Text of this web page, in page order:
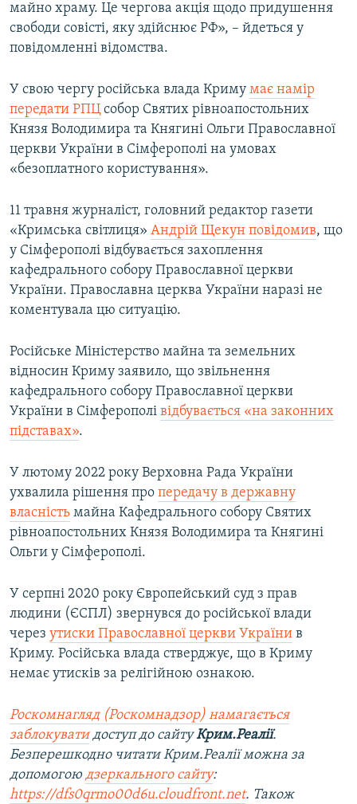
майно храму. Це чергова акція щодо придушення
свободи совісті, яку здійснює РФ», – йдеться у
повідомленні відомства.
У свою чергу російська влада Криму має намір
передати РПЦсобор Святих рівноапостольних
Князя Володимира та Княгині Ольги Православної
церкви України в Сімферополі на умовах
«безоплатного користування».
11 травня журналіст, головний редактор газети
«Кримська світлиця» Андрій Щекун повідомив, що
у Сімферополі відбувається захоплення
кафедрального собору Православної церкви
України. Православна церква України наразі не
коментувала цю ситуацію.
Російське Міністерство майна та земельних
відносин Криму заявило, що звільнення
кафедрального собору Православної церкви
України в Сімферополі відбувається «на законних
підставах».
У лютому 2022 року Верховна Рада України
ухвалила рішення про передачу в державну
власність майна Кафедрального собору Святих
рівноапостольних Князя Володимира та Княгині
Ольги у Сімферополі.
У серпні 2020 року Європейський суд з прав
людини (ЄСПЛ) звернувся до російської влади
через утиски Православної церкви України в
Криму. Російська влада стверджує, що в Криму
немає утисків за релігійною ознакою.
Роскомнагляд (Роскомнадзор) намагається
заблокуватидоступ до сайтуКрим.Реалії.
Безперешкодно читати Крим.Реалії можна за
допомогою дзеркального сайту:
https://dfs0qrmo00d6u.cloudfront.net. Також